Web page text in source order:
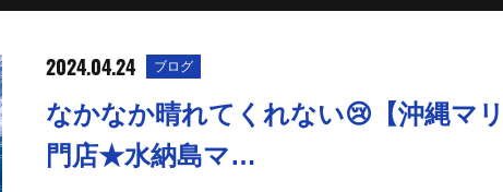
2024.04.24 ブログ
なかなか晴れてくれない😢【沖縄マ
門店★水納島マ…